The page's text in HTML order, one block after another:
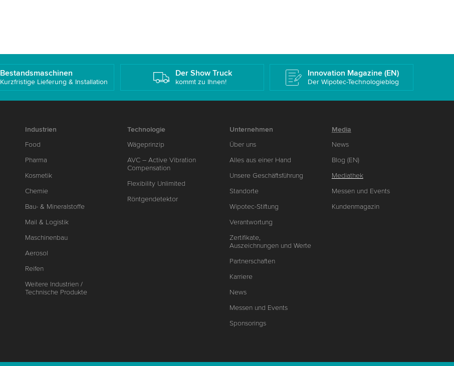
Bestandsmaschinen
Kurzfristige Lieferung & Installation
Der Show Truck
kommt zu Ihnen!
Innovation Magazine (EN)
Der Wipotec-Technologieblog
Industrien
Food
Pharma
Kosmetik
Chemie
Bau- & Mineralstoffe
Mail & Logistik
Maschinenbau
Aerosol
Reifen
Weitere Industrien /
Technische Produkte
Technologie
Wägeprinzip
AVC – Active Vibration
Compensation
Flexibility Unlimited
Röntgendetektor
Unternehmen
Über uns
Alles aus einer Hand
Unsere Geschäftsführung
Standorte
Wipotec-Stiftung
Verantwortung
Zertifikate,
Auszeichnungen und Werte
Partnerschaften
Karriere
News
Messen und Events
Sponsorings
Media
News
Blog (EN)
Mediathek
Messen und Events
Kundenmagazin